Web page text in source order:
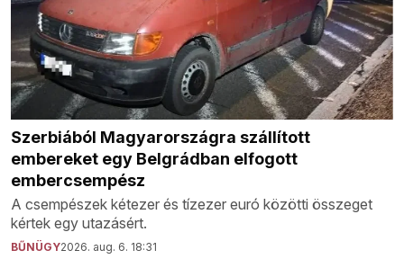
Szerbiából Magyarországra szállított
embereket egy Belgrádban elfogott
embercsempész
A csempészek kétezer és tízezer euró közötti összeget
kértek egy utazásért.
BŰNÜGY2026. aug. 6. 18:31